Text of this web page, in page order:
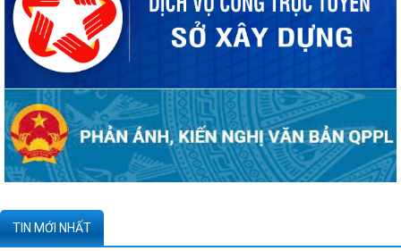
TIN MỚI NHẤT
vào kinh doanh - Văn bản số...
270 căn nhà ở thấp tầng tại Dự án Khu đô thị mới phường Thủy
Nguyên đủ điều kiện đưa vào kinh doanh...
Công bố danh mục thủ tục hành chính được sửa đổi, bổ sung, thay thế,
bị bãi bỏ thuộc phạm vi chức...
Kê khai giá hàng hóa, dịch vụ bán trong nước hoặc xuất khẩu của
Công ty TNHH ống thép 190 - Văn bản...
Tạm thời chưa trả kết quả cấp chứng chỉ hành nghề hoạt động xây